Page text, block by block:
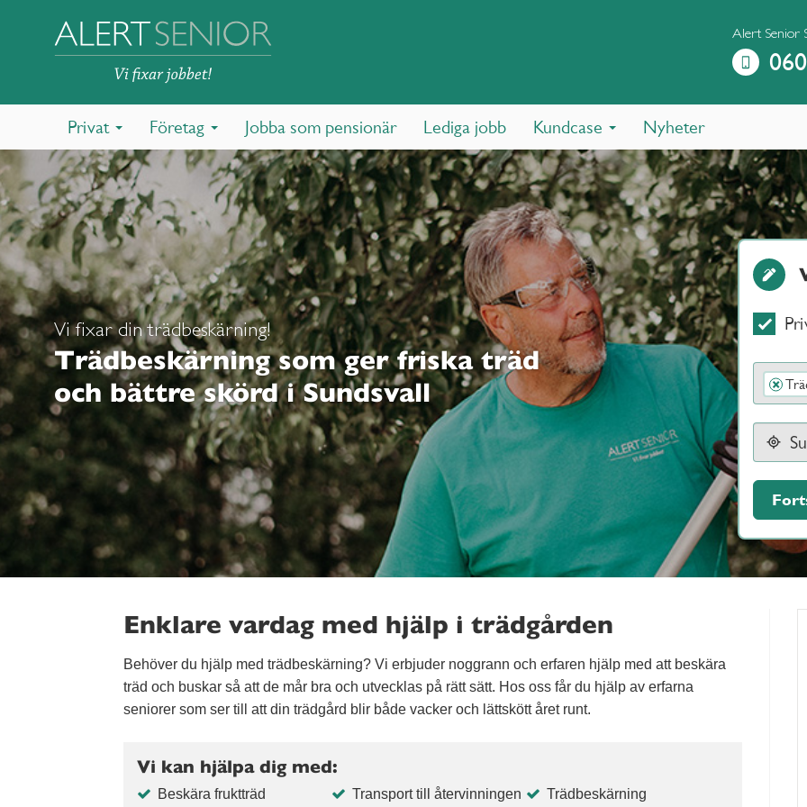
Alert Senior
Privat Företag Jobba som pensionär Lediga jobb Kundcase Nyheter
Vi fixar din trädbeskärning!
Trädbeskärning som ger friska träd
och bättre skörd i Sundsvall
×
Enklare vardag med hjälp i trädgården
Behöver du hjälp med trädbeskärning? Vi erbjuder noggrann och erfaren hjälp med att beskära
träd och buskar så att de mår bra och utvecklas på rätt sätt. Hos oss får du hjälp av erfarna
seniorer som ser till att din trädgård blir både vacker och lättskött året runt.
Vi kan hjälpa dig med:
Beskära fruktträd Transport till återvinningen Trädbeskärning